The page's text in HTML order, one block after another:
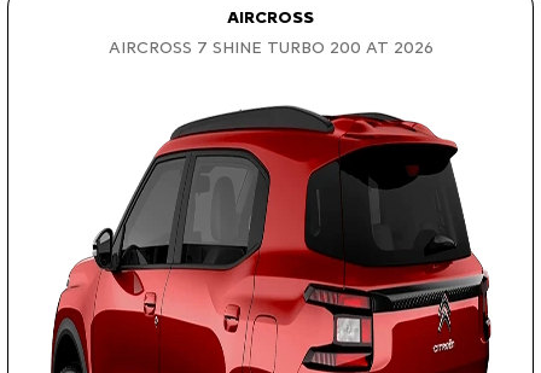
AIRCROSS
AIRCROSS 7 SHINE TURBO 200 AT 2026